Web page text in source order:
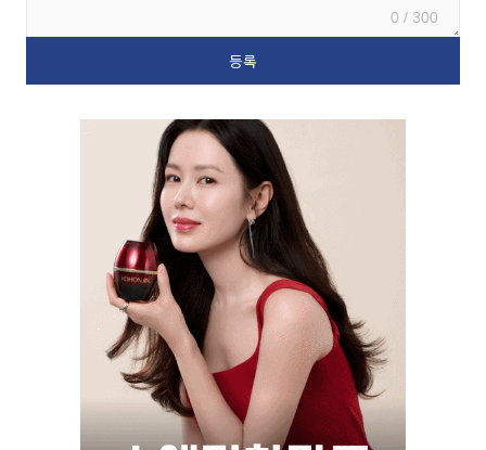
0 / 300